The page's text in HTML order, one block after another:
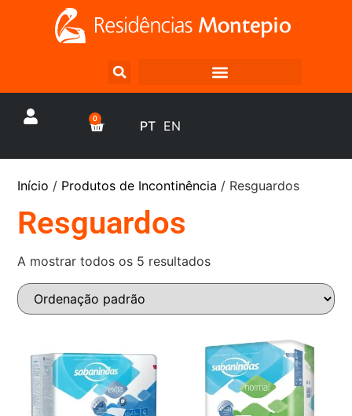
0 PT EN
Início / Produtos de Incontinência / Resguardos
Resguardos
A mostrar todos os 5 resultados